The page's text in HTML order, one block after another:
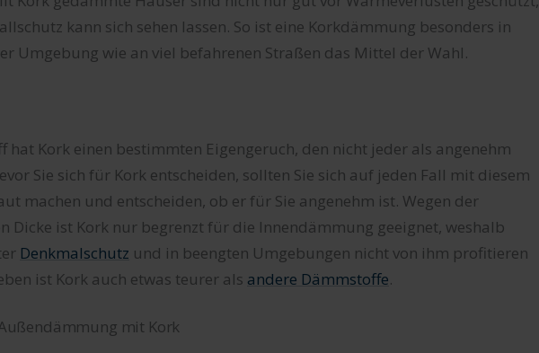
kann sich sehen lassen. So ist eine Korkdämmung besonders in
Umgebung wie an viel befahrenen Straßen das Mittel der Wahl.
hat Kork einen bestimmten Eigengeruch, den nicht jeder als angenehm
Sie sich für Kork entscheiden, sollten Sie sich auf jeden Fall mit diesem
machen und entscheiden, ob er für Sie angenehm ist. Wegen der
Dicke ist Kork nur begrenzt für die Innendämmung geeignet, weshalb
Denkmalschutz und in beengten Umgebungen nicht von ihm profitieren
ist Kork auch etwas teurer als andere Dämmstoffe.
mit Kork